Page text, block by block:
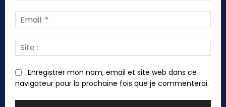
:*
:
Enregistrer mon nom, email et site web dans ce
navigateur pour la prochaine fois que je commenterai.